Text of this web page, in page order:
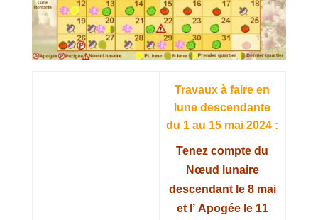
Travaux à faire en
lune descendante
du 1 au 15 mai 2024 :
Tenez compte du
Nœud lunaire
descendant le 8 mai
et l’ Apogée le 11